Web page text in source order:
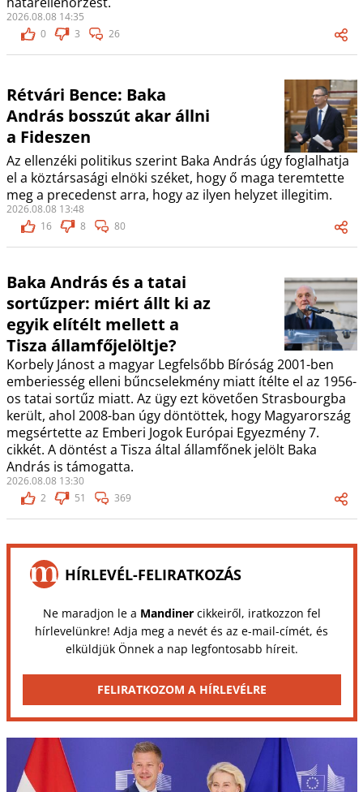
2026.08.08 14:35
0
3 26
Rétvári Bence: Baka
András bosszút akar állni
a Fideszen
Az ellenzéki politikus szerint Baka András úgy foglalhatja
el a köztársasági elnöki széket, hogy ő maga teremtette
meg a precedenst arra, hogy az ilyen helyzet illegitim.
2026.08.08 13:48
16
8 80
Baka András és a tatai
sortűzper: miért állt ki az
egyik elítélt mellett a
Tisza államfőjelöltje?
Korbely Jánost a magyar Legfelsőbb Bíróság 2001-ben
emberiesség elleni bűncselekmény miatt ítélte el az 1956-
os tatai sortűz miatt. Az ügy ezt követően Strasbourgba
került, ahol 2008-ban úgy döntöttek, hogy Magyarország
megsértette az Emberi Jogok Európai Egyezmény 7.
cikkét. A döntést a Tisza által államfőnek jelölt Baka
András is támogatta.
2026.08.08 13:30
2
51 369
HÍRLEVÉL-FELIRATKOZÁS
Ne maradjon le a Mandinercikkeiről, iratkozzon fel
hírlevelünkre! Adja meg a nevét és az e-mail-címét, és
elküldjük Önnek a nap legfontosabb híreit.
FELIRATKOZOM A HÍRLEVÉLRE